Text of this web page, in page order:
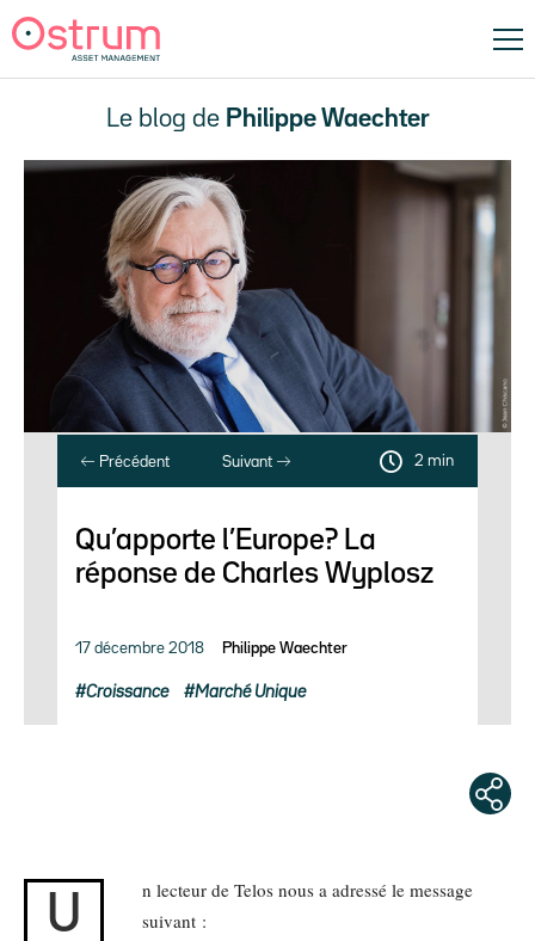
Le blog de Philippe Waechter
Précédent Suivant 2 min
Qu’apporte l’Europe? La
réponse de Charles Wyplosz
17 décembre 2018 Philippe Waechter
Croissance Marché Unique
U
n lecteur de Telos nous a adressé le message
suivant :